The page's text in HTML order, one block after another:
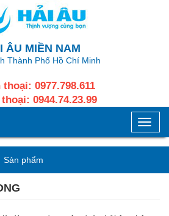
ÂU MIỀN NAM
Thành Phố Hồ Chí Minh
thoại: 0977.798.611
0944.74.23.99
Toggle
Sản phẩm